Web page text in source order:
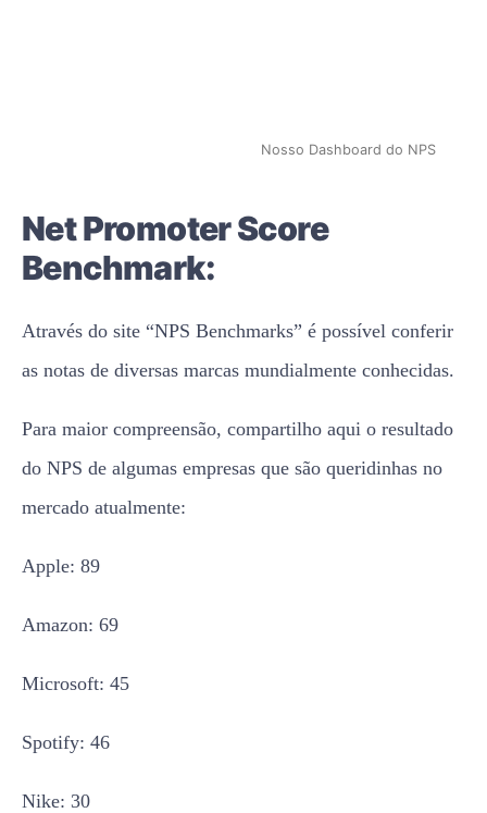
Nosso Dashboard do NPS
Net Promoter Score
Benchmark:
Através do site “NPS Benchmarks” é possível conferir
as notas de diversas marcas mundialmente conhecidas.
Para maior compreensão, compartilho aqui o resultado
do NPS de algumas empresas que são queridinhas no
mercado atualmente:
Apple: 89
Amazon: 69
Microsoft: 45
Spotify: 46
Nike: 30